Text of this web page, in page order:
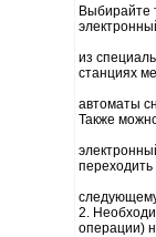
Выбирайте
из
станциях
автоматы
Также
переходить
2.
операции)